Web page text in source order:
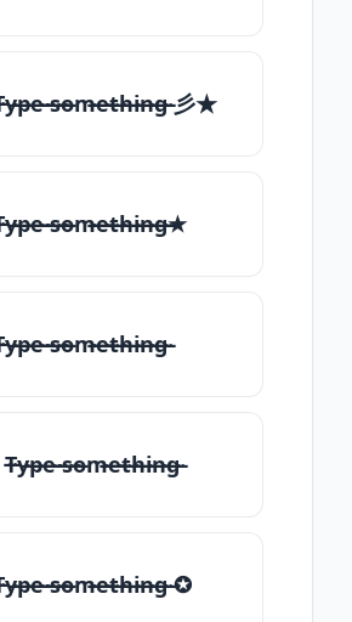
̶̴s̶̴o̶̴m̶̴e̶̴t̶̴h̶̴i̶̴n̶̴g̶̴ 彡★
̶̴s̶̴o̶̴m̶̴e̶̴t̶̴h̶̴i̶̴n̶̴g̶̴★
̶̴s̶̴o̶̴m̶̴e̶̴t̶̴h̶̴i̶̴n̶̴g̶̴
̶̴s̶̴o̶̴m̶̴e̶̴t̶̴h̶̴i̶̴n̶̴g̶̴
̶̴s̶̴o̶̴m̶̴e̶̴t̶̴h̶̴i̶̴n̶̴g̶̴ ✪